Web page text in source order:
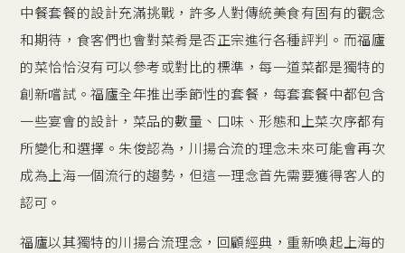
中餐套餐的設計充滿挑戰，許多人對傳統美食有固有的觀念
和期待，食客們也會對菜肴是否正宗進行各種評判。而福廬
的菜恰恰沒有可以參考或對比的標準，每一道菜都是獨特的
創新嚐試。福廬全年推出季節性的套餐，每套套餐中都包含
一些宴會的設計，菜品的數量、口味、形態和上菜次序都有
所變化和選擇。朱俊認為，川揚合流的理念未來可能會再次
成為上海一個流行的趨勢，但這一理念首先需要獲得客人的
認可。
福廬以其獨特的川揚合流理念，回顧經典，重新喚起上海的